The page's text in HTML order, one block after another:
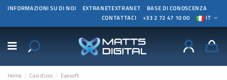
INFORMAZIONI SU DI NOI EXTRANETEXTRANET
BASE DI CONOSCENZA
CONTATTACI
+33 2 72 47 10 00 IT
Home Casi d'uso Eyesoft